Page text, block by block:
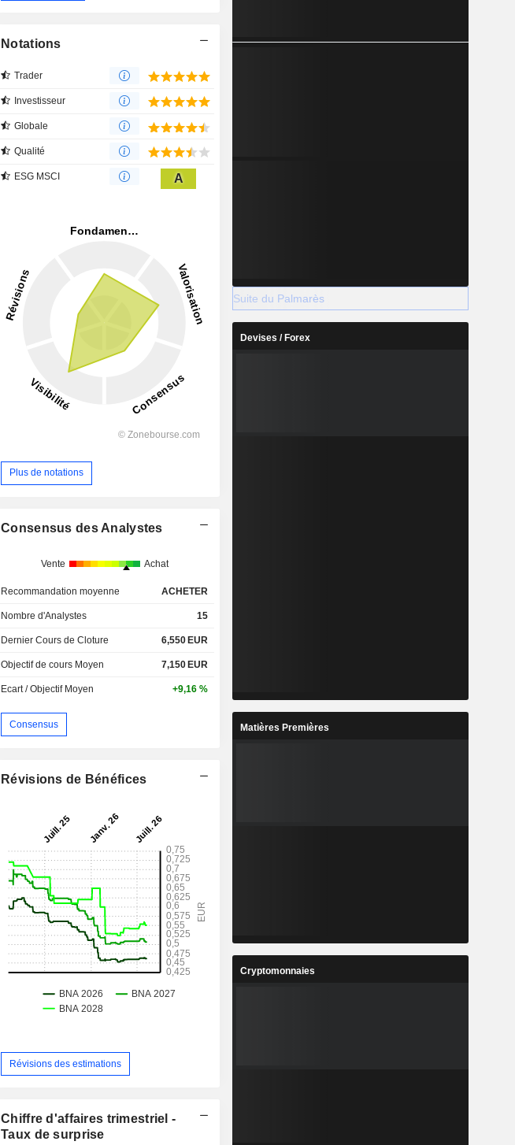
Notations
Trader
Investisseur
Globale
Qualité
ESG MSCI A
Plus de notations
Consensus des Analystes
Vente Achat
Recommandation moyenne ACHETER
Nombre d'Analystes 15
Dernier Cours de Cloture 6,550 EUR
Objectif de cours Moyen 7,150 EUR
Ecart / Objectif Moyen +9,16 %
Consensus
Révisions de Bénéfices
Révisions des estimations
Chiffre d'affaires trimestriel -
Taux de surprise
Suite du Palmarès
Devises / Forex
Matières Premières
Cryptomonnaies